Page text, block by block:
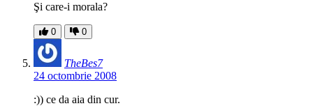
Şi care-i morala?
0 0
TheBes7
24 octombrie 2008
:)) ce da aia din cur.